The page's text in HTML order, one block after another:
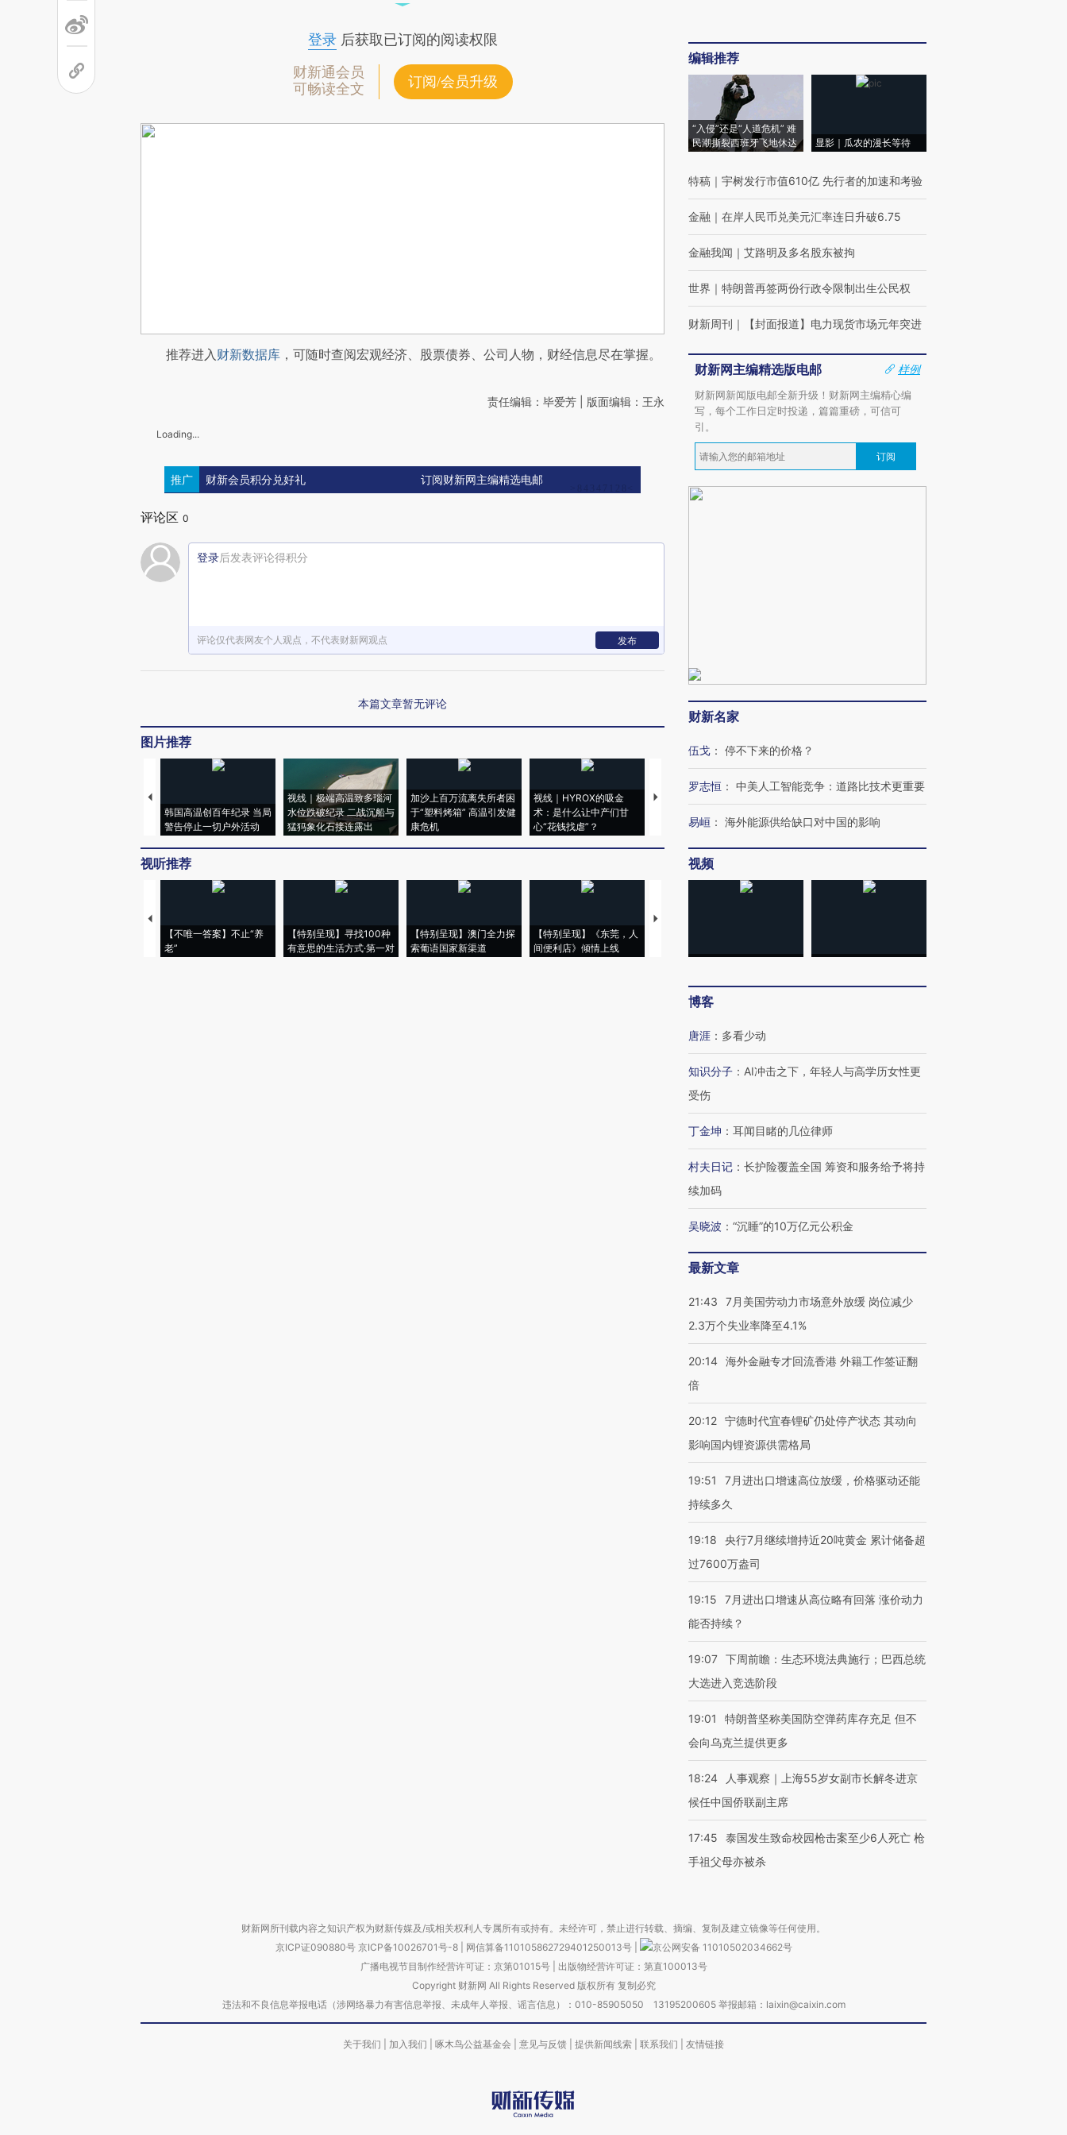
登录后获取已订阅的阅读权限
财新通会员
可畅读全文
订阅/会员升级
推荐进入财新数据库 ，可随时查阅宏观经济、股票债券、公司人物，财经信息尽在掌握。
责任编辑：毕爱芳 | 版面编辑：王永
Loading...
推广 财新会员积分兑好礼 订阅财新网主编精选电邮
评论区 0
登录后发表评论得积分
评论仅代表网友个人观点，不代表财新网观点 发布
本篇文章暂无评论
图片推荐
韩国高温创百年纪录 当局
警告停止一切户外活动
视线｜极端高温致多瑙河
水位跌破纪录 二战沉船与
猛犸象化石接连露出
加沙上百万流离失所者困
于“塑料烤箱” 高温引发健
康危机
视线｜HYROX的吸金
术：是什么让中产们甘
心“花钱找虐”？
马航飞行员跨国走私7万
育部长拱下台
视听推荐
【不唯一答案】不止“养
老”
【特别呈现】寻找100种
有意思的生活方式·第一对
【特别呈现】澳门全力探
索葡语国家新渠道
【特别呈现】《东莞，人
间便利店》倾情上线
【推广】走进第四届链博
编辑推荐
“入侵”还是“人道危机” 难
民潮撕裂西班牙飞地休达
显影｜瓜农的漫长等待
特稿 ｜ 宇树发行市值610亿 先行者的加速和考验
金融 ｜ 在岸人民币兑美元汇率连日升破6.75
金融我闻 ｜ 艾路明及多名股东被拘
世界 ｜ 特朗普再签两份行政令限制出生公民权
财新周刊 ｜ 【封面报道】电力现货市场元年突进
财新网主编精选版电邮
样例
财新网新闻版电邮全新升级！财新网主编精心编
写，每个工作日定时投递，篇篇重磅，可信可
引。
订阅
财新名家
伍戈 ： 停不下来的价格？
罗志恒 ： 中美人工智能竞争：道路比技术更重要
易峘 ： 海外能源供给缺口对中国的影响
视频
博客
唐涯 ： 多看少动
知识分子 ： AI冲击之下，年轻人与高学历女性更
受伤
丁金坤 ： 耳闻目睹的几位律师
村夫日记 ： 长护险覆盖全国 筹资和服务给予将持
续加码
吴晓波 ： “沉睡”的10万亿元公积金
最新文章
21:43
7月美国劳动力市场意外放缓 岗位减少
2.3万个失业率降至4.1%
20:14 海外金融专才回流香港 外籍工作签证翻
倍
20:12 宁德时代宜春锂矿仍处停产状态 其动向
影响国内锂资源供需格局
19:51
7月进出口增速高位放缓，价格驱动还能
持续多久
19:18
央行7月继续增持近20吨黄金 累计储备超
过7600万盎司
19:15
7月进出口增速从高位略有回落 涨价动力
能否持续？
19:07 下周前瞻：生态环境法典施行；巴西总统
大选进入竞选阶段
19:01
特朗普坚称美国防空弹药库存充足 但不
会向乌克兰提供更多
18:24
人事观察｜上海55岁女副市长解冬进京
候任中国侨联副主席
17:45
泰国发生致命校园枪击案至少6人死亡 枪
手祖父母亦被杀
财新网所刊载内容之知识产权为财新传媒及/或相关权利人专属所有或持有。未经许可，禁止进行转载、摘编、复制及建立镜像等任何使用。
京ICP证090880号 京ICP备10026701号-8 网信算备110105862729401250013号
京公网安备 11010502034662号
广播电视节目制作经营许可证：京第01015号| 出版物经营许可证：第直100013号
Copyright 财新网 All Rights Reserved 版权所有 复制必究
违法和不良信息举报电话（涉网络暴力有害信息举报、未成年人举报、谣言信息）：010-85905050 13195200605 举报邮箱：laixin@caixin.com
关于我们 加入我们 啄木鸟公益基金会 意见与反馈 提供新闻线索 联系我们 友情链接